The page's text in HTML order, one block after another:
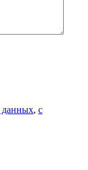
данных, с